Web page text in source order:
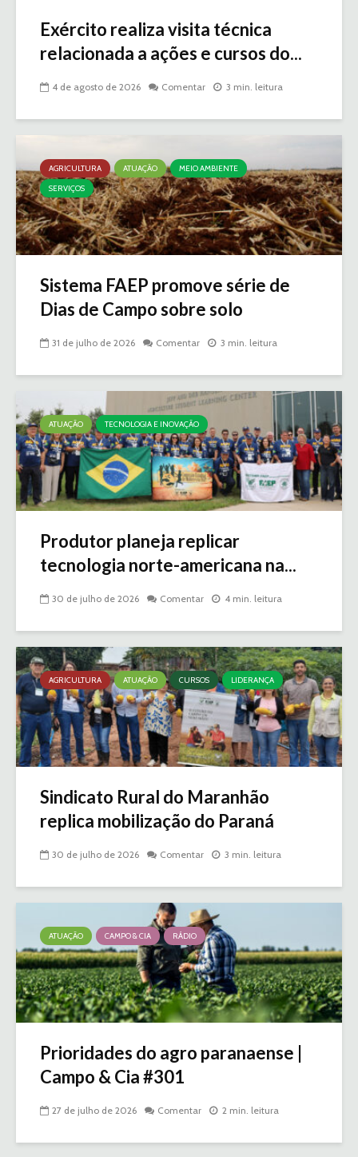
Exército realiza visita técnica
relacionada a ações e cursos do...
4 de agosto de 2026 Comentar 3 min. leitura
AGRICULTURA ATUAÇÃO
MEIO AMBIENTE
SERVIÇOS
Sistema FAEP promove série de
Dias de Campo sobre solo
31 de julho de 2026 Comentar 3 min. leitura
ATUAÇÃO TECNOLOGIA E INOVAÇÃO
Produtor planeja replicar
tecnologia norte-americana na...
30 de julho de 2026 Comentar 4 min. leitura
AGRICULTURA ATUAÇÃO CURSOS LIDERANÇA
Sindicato Rural do Maranhão
replica mobilização do Paraná
30 de julho de 2026 Comentar 3 min. leitura
ATUAÇÃO CAMPO & CIA RÁDIO
Prioridades do agro paranaense |
Campo & Cia #301
27 de julho de 2026 Comentar 2 min. leitura